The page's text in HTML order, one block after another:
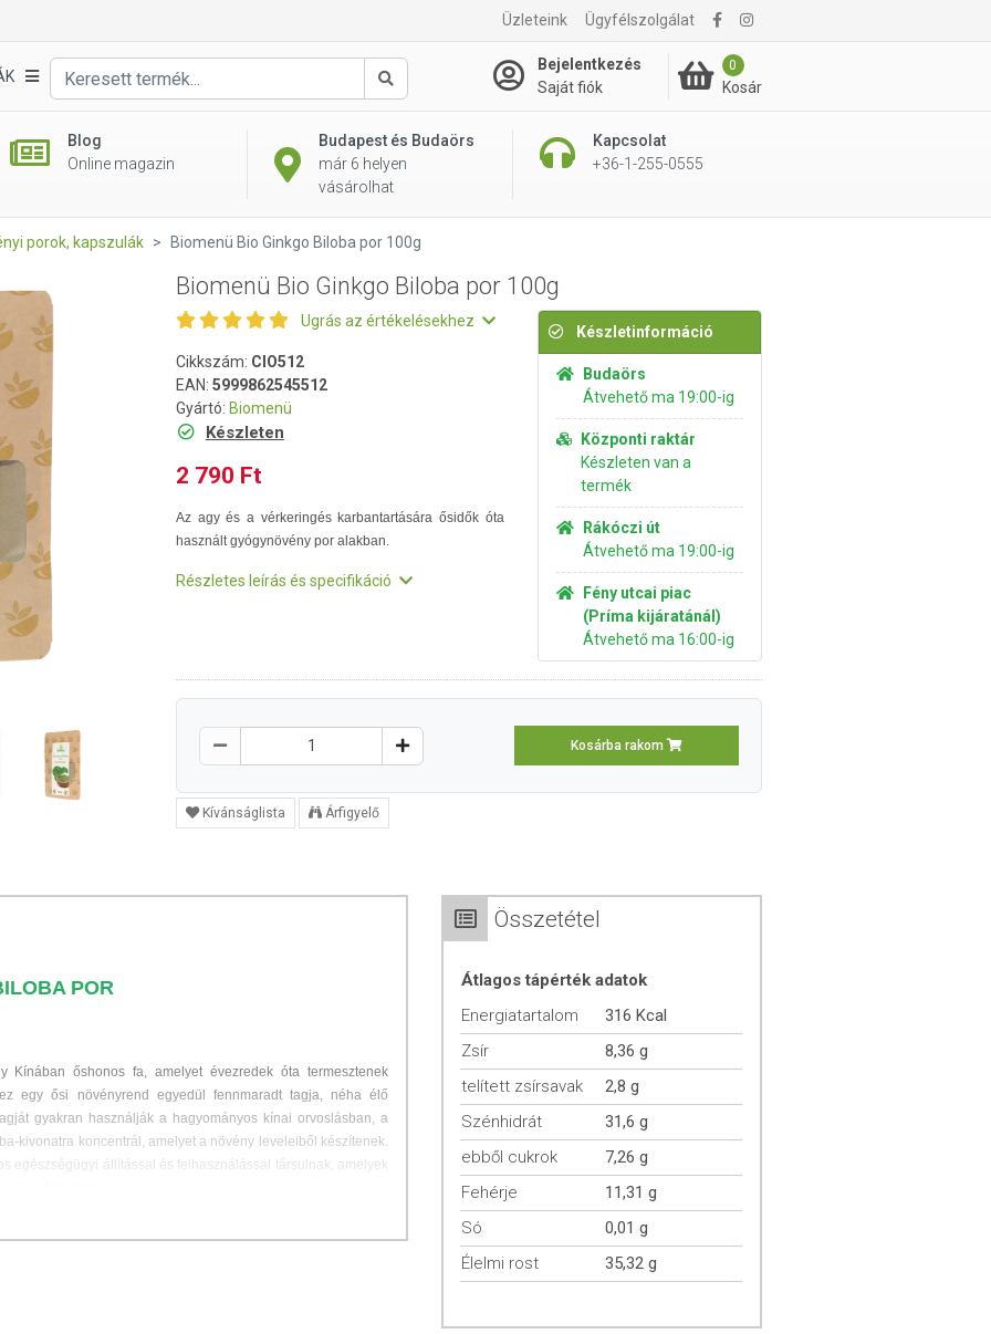
Üzleteink Ügyfélszolgálat
Keresés
Bejelentkezés
Saját fiók
0
Kosár
Blog
Online magazin
Budapest és Budaörs
már 6 helyen
vásárolhat
Kapcsolat
+36-1-255-0555
2 790 Ft Kosárba rakom
porok, kapszulák Biomenü Bio Ginkgo Biloba por 100g
Biomenü Bio Ginkgo Biloba por 100g
Ugrás az értékelésekhez
Cikkszám: CIO512
EAN: 5999862545512
Gyártó: Biomenü
Készleten
2 790 Ft
Az agy és a vérkeringés karbantartására ősidők óta
használt gyógynövény por alakban.
Részletes leírás és specifikáció
Készletinformáció
Budaörs
Átvehető ma 19:00-ig
Központi raktár
Készleten van a
termék
Rákóczi út
Átvehető ma 19:00-ig
Fény utcai piac
(Príma kijáratánál)
Átvehető ma 16:00-ig
Kosárba rakom
Kívánságlista Árfigyelő
POR
Kínában őshonos fa, amelyet évezredek óta termesztenek
egy ősi növényrend egyedül fennmaradt tagja, néha élő
gyakran használják a hagyományos kínai orvoslásban, a
kivonatra koncentrál, amelyet a növény leveleiből készítenek.
egészségügyi állítással és felhasználással társulnak, amelyek
és szoptatás időszakában! A ginkgo biloba növeli a
Összetétel
Átlagos tápérték adatok
Energiatartalom
316 Kcal
Zsír
8,36 g
telített zsírsavak
2,8 g
Szénhidrát
31,6 g
ebből cukrok
7,26 g
Fehérje
11,31 g
Só
0,01 g
Élelmi rost
35,32 g